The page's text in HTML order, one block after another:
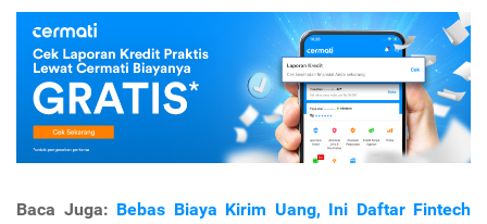
Baca Juga: Bebas Biaya Kirim Uang, Ini Daftar Fintech